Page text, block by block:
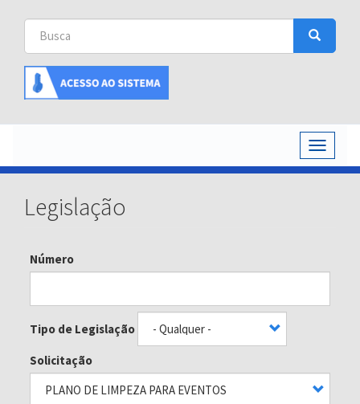
Buscar
Busca
Busca
Toggle
Legislação
Número
Tipo de Legislação
Solicitação